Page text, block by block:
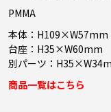
PMMA
本体：H109×W57mm
台座：H35×W60mm
別パーツ：
商品一覧はこちら